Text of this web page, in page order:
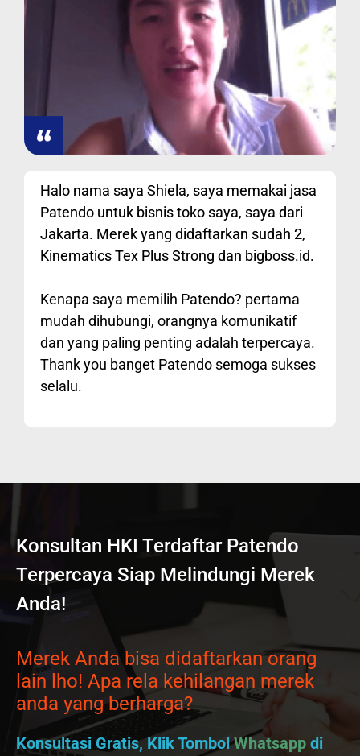
Halo nama saya Shiela, saya memakai jasa
Patendo untuk bisnis toko saya, saya dari
Jakarta. Merek yang didaftarkan sudah 2,
Kinematics Tex Plus Strong dan bigboss.id.
Kenapa saya memilih Patendo? pertama
mudah dihubungi, orangnya komunikatif
dan yang paling penting adalah terpercaya.
Thank you banget Patendo semoga sukses
selalu.
Konsultan HKI Terdaftar Patendo
Terpercaya Siap Melindungi Merek
Anda!
Merek Anda bisa didaftarkan orang
lain lho! Apa rela kehilangan merek
anda yang berharga?
Konsultasi Gratis, Klik TombolWhatsapp di